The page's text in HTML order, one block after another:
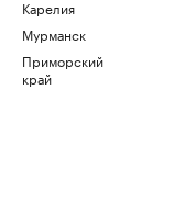
Карелия
Мурманск
Приморский
край